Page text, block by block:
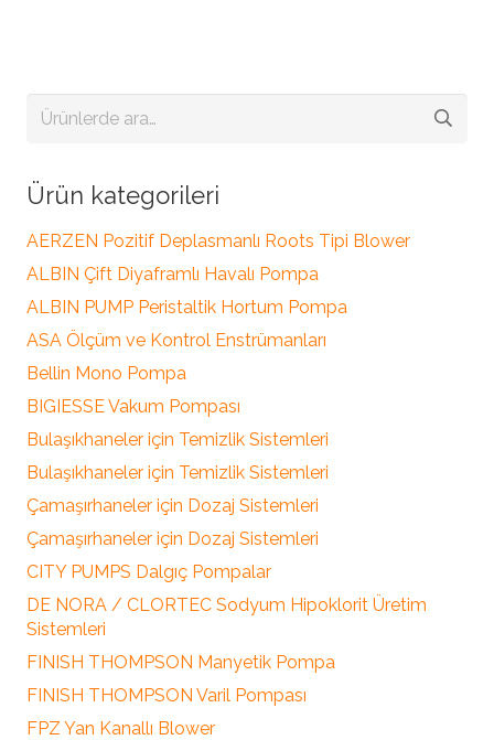
Ara:
Ürün kategorileri
AERZEN Pozitif Deplasmanlı Roots Tipi Blower
ALBIN Çift Diyaframlı Havalı Pompa
ALBIN PUMP Peristaltik Hortum Pompa
ASA Ölçüm ve Kontrol Enstrümanları
Bellin Mono Pompa
BIGIESSE Vakum Pompası
Bulaşıkhaneler için Temizlik Sistemleri
Bulaşıkhaneler için Temizlik Sistemleri
Çamaşırhaneler için Dozaj Sistemleri
Çamaşırhaneler için Dozaj Sistemleri
CITY PUMPS Dalgıç Pompalar
DE NORA / CLORTEC Sodyum Hipoklorit Üretim
Sistemleri
FINISH THOMPSON Manyetik Pompa
FINISH THOMPSON Varil Pompası
FPZ Yan Kanallı Blower